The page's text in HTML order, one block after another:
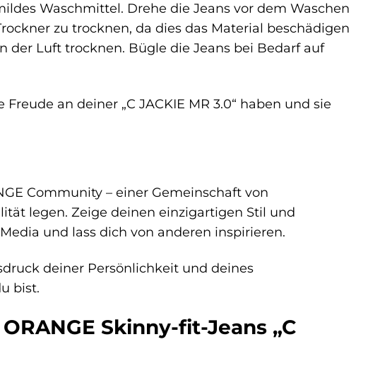
Waschmittel. Drehe die Jeans vor dem Waschen
zu trocknen, da dies das Material beschädigen
der Luft trocknen. Bügle die Jeans bei Bedarf auf
an deiner „C JACKIE MR 3.0“ haben und sie
Community – einer Gemeinschaft von
legen. Zeige deinen einzigartigen Stil und
und lass dich von anderen inspirieren.
deiner Persönlichkeit und deines
bist.
Skinny-fit-Jeans „C